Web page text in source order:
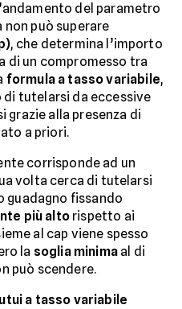
del parametro
può superare
, che determina l’importo
di un compromesso tra
formula a tasso variabile,
tutelarsi da eccessive
grazie alla presenza di
a priori.
corrisponde ad un
volta cerca di tutelarsi
guadagno fissando
più altorispetto ai
al cap viene spesso
la soglia minimaal di
può scendere.
a tasso variabile